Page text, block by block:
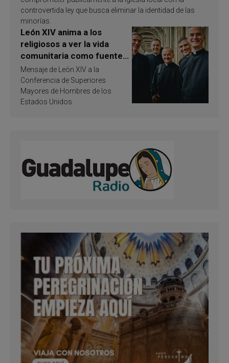
controvertida ley que busca eliminar la identidad de las
minorías.
León XIV anima a los
religiosos a ver la vida
comunitaria como fuente
de inspiración y
santificación
Mensaje de León XIV a la
Conferencia de Superiores
Mayores de Hombres de los
Estados Unidos